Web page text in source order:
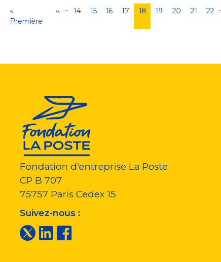
Pagination
Première
page
«
Première
Page
‹‹ … Page
14 Page
15 Page
16 Page
17
Page
18 Page
19 Page
20 Page
21 22
Fondation d'entreprise La Poste
CP B 707
75757 Paris Cedex 15
Suivez-nous :